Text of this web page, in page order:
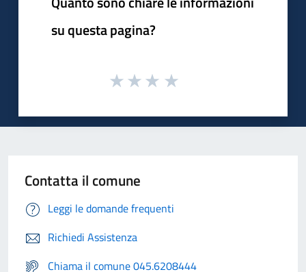
su questa pagina?
Contatta il comune
Leggi le domande frequenti
Richiedi Assistenza
Chiama il comune 045.6208444